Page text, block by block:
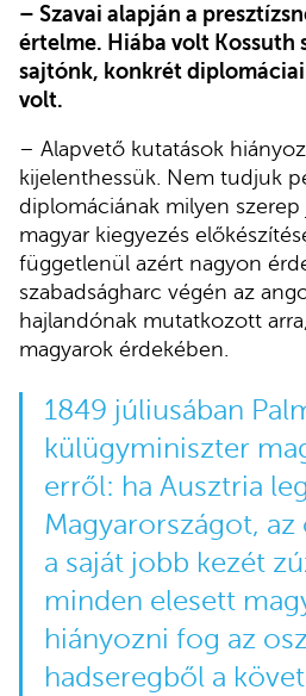
– Szavai alapján a
értelme. Hiába volt Kossuth
sajtónk, konkrét diplomáciai
volt.
– Alapvető kutatások
kijelenthessük. Nem tudjuk
diplomáciának milyen
magyar kiegyezés
függetlenül azért nagyon
szabadságharc végén az
hajlandónak mutatkozott
magyarok érdekében.
1849 júliusában
külügyminiszter
erről: ha Ausztria
Magyarországot,
a saját jobb kezét
minden elesett
hiányozni fog az
hadseregből a